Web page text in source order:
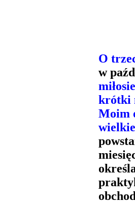
O
w
krótki
Moim